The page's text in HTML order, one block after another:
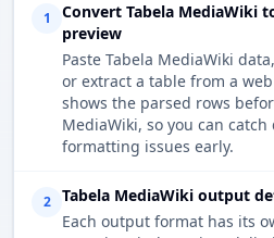
1
Convert Tabela MediaWiki
preview
Paste Tabela MediaWiki
or extract a table from a
shows the parsed rows
MediaWiki, so you can
formatting issues early.
2
Tabela MediaWiki output
Each output format has its